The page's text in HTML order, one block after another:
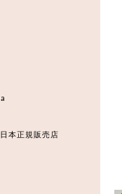
本正規販売店